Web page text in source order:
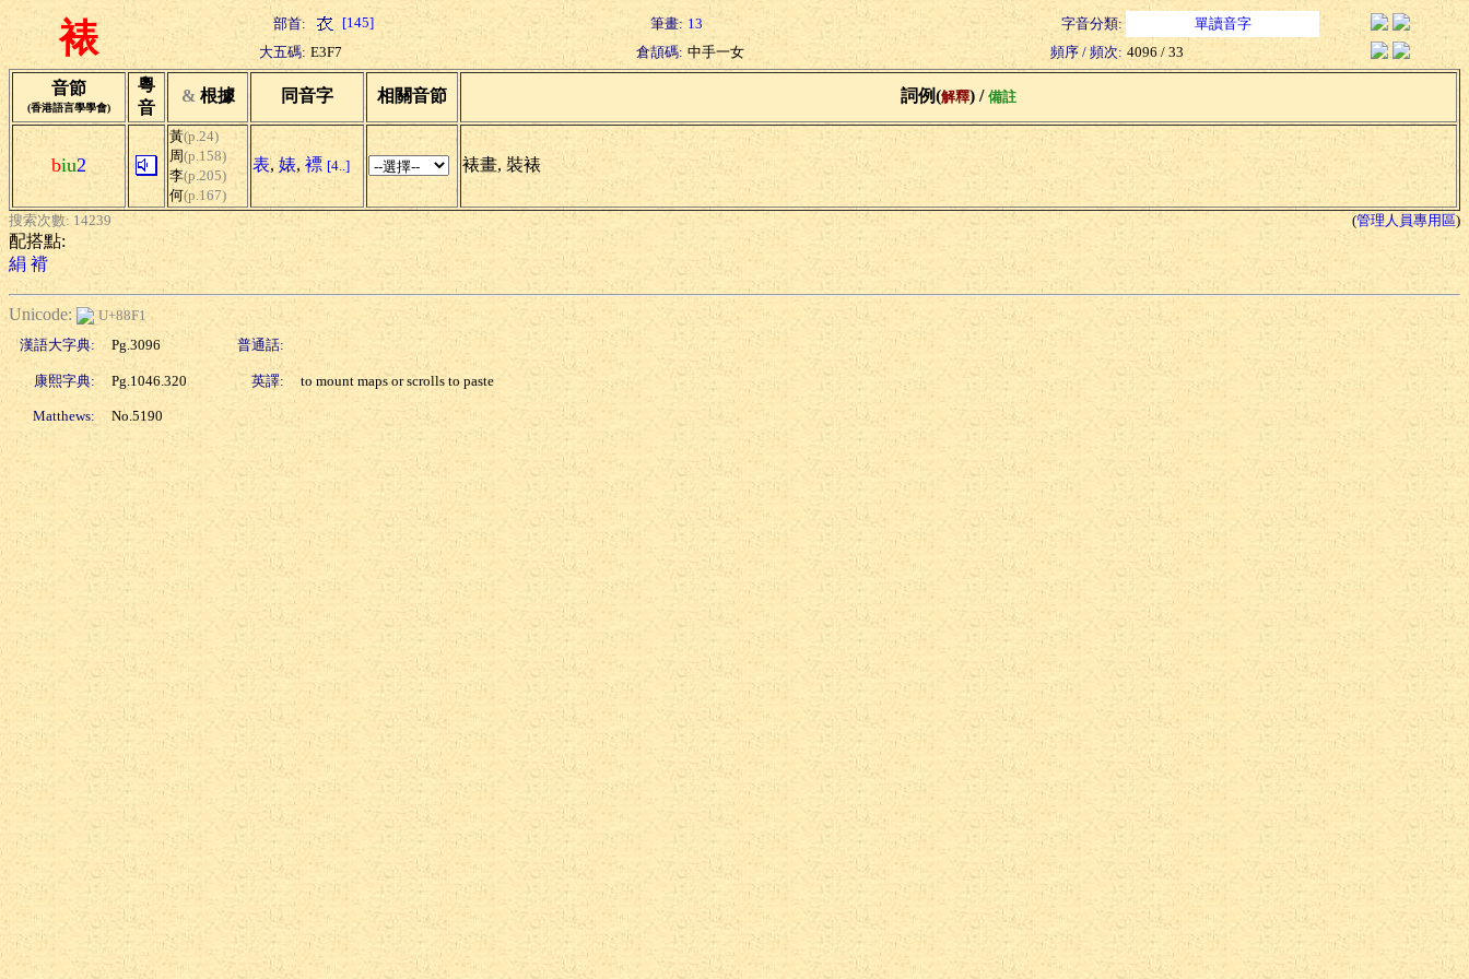
裱 部首: [145] 筆畫: 13 字音分類:
單讀音字
大五碼: E3F7 倉頡碼: 中手一女 頻序 / 頻次: 4096 / 33
音節
(香港語言學學會)
粵
音
& 根據 同音字 相關音節 詞例(解釋) / 備註
biu2
黃(p.24)
周(p.158)
李(p.205)
何(p.167)
表, 婊, 褾 [4..] 裱畫, 裝裱
搜索次數: 14239 (管理人員專用區)
配搭點:
絹 褙
Unicode:
U+88F1
漢語大字典:
Pg.3096 普通話:
康熙字典: Pg.1046.320 英譯: to mount maps or scrolls to paste
Matthews: No.5190